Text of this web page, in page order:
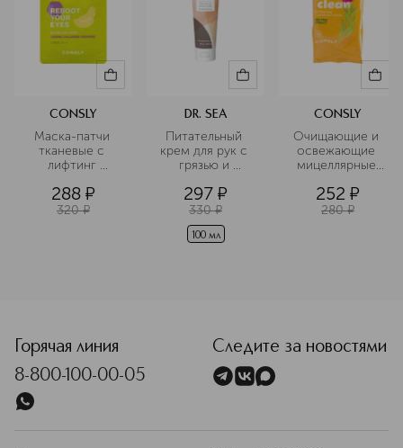
CONSLY
Маска-патчи
тканевые с
лифтинг
области вокруг
глаз
288 ¤
320 ¤
DR. SEA
Питательный
крем для рук с
грязью и
Мертвого моря
297 ¤
330 ¤
100 мл
CONSLY
Очищающие и
освежающие
мицеллярные
экстрактом
чайного дерева
252 ¤
280 ¤
Горячая линия
8-800-100-00-05
Следите за новостями